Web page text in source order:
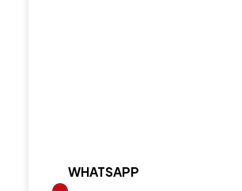
WHATSAPP